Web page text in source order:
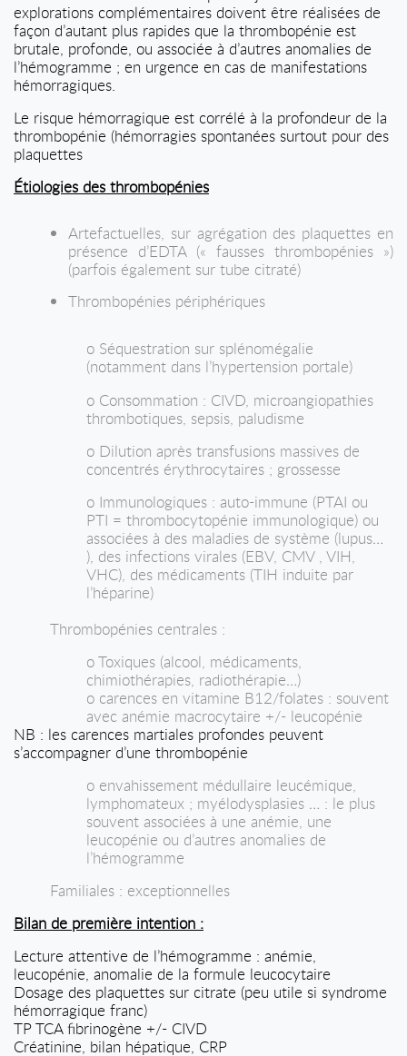
explorations complémentaires doivent être réalisées de
façon d’autant plus rapides que la thrombopénie est
brutale, profonde, ou associée à d’autres anomalies de
l’hémogramme ; en urgence en cas de manifestations
hémorragiques.
Le risque hémorragique est corrélé à la profondeur de la
thrombopénie (hémorragies spontanées surtout pour des
plaquettes
Étiologies des thrombopénies
Artefactuelles, sur agrégation des plaquettes en
présence d’EDTA (« fausses thrombopénies »)
(parfois également sur tube citraté)
Thrombopénies périphériques
o Séquestration sur splénomégalie
(notamment dans l’hypertension portale)
o Consommation : CIVD, microangiopathies
thrombotiques, sepsis, paludisme
o Dilution après transfusions massives de
concentrés érythrocytaires ; grossesse
o Immunologiques : auto-immune (PTAI ou
PTI = thrombocytopénie immunologique) ou
associées à des maladies de système (lupus…
), des infections virales (EBV, CMV , VIH,
VHC), des médicaments (TIH induite par
l’héparine)
Thrombopénies centrales :
o Toxiques (alcool, médicaments,
chimiothérapies, radiothérapie…)
o carences en vitamine B12/folates : souvent
avec anémie macrocytaire +/- leucopénie
NB : les carences martiales profondes peuvent
s’accompagner d’une thrombopénie
o envahissement médullaire leucémique,
lymphomateux ; myélodysplasies … : le plus
souvent associées à une anémie, une
leucopénie ou d’autres anomalies de
l’hémogramme
Familiales : exceptionnelles
Bilan de première intention :
Lecture attentive de l’hémogramme : anémie,
leucopénie, anomalie de la formule leucocytaire
Dosage des plaquettes sur citrate (peu utile si syndrome
hémorragique franc)
TP TCA fibrinogène +/- CIVD
Créatinine, bilan hépatique, CRP